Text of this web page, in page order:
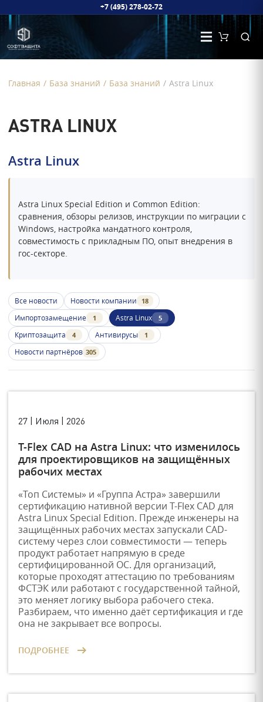
+7 (495) 278-02-72
Главная / База знаний / База знаний / Astra Linux
ASTRA LINUX
Astra Linux
Astra Linux Special Edition и Common Edition:
сравнения, обзоры релизов, инструкции по миграции с
Windows, настройка мандатного контроля,
совместимость с прикладным ПО, опыт внедрения в
гос-секторе.
Все новости Новости компании 18
Импортозамещение 1 Astra Linux 5
Криптозащита 4 Антивирусы 1
Новости партнёров 305
27 | Июля | 2026
T-Flex CAD на Astra Linux: что изменилось
для проектировщиков на защищённых
рабочих местах
«Топ Системы» и «Группа Астра» завершили
сертификацию нативной версии T-Flex CAD для
Astra Linux Special Edition. Прежде инженеры на
защищённых рабочих местах запускали CAD-
систему через слои совместимости — теперь
продукт работает напрямую в среде
сертифицированной ОС. Для организаций,
которые проходят аттестацию по требованиям
ФСТЭК или работают с государственной тайной,
это меняет логику выбора рабочего стека.
Разбираем, что именно даёт сертификация и где
она не закрывает все вопросы.
ПОДРОБНЕЕ